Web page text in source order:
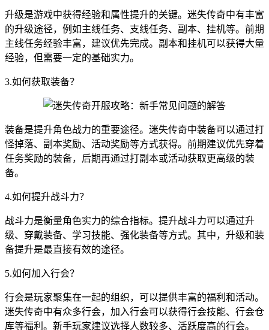
升级是游戏中获得经验和属性提升的关键。迷失传奇中有丰富
的升级途径，例如主线任务、支线任务、副本、挂机等。前期
主线任务经验丰富，建议优先完成。副本和挂机可以获得大量
经验，但需要一定的基础实力。
3.如何获取装备？
装备是提升角色战力的重要途径。迷失传奇中装备可以通过打
怪掉落、副本奖励、活动奖励等方式获得。前期建议优先穿着
任务奖励的装备，后期再通过打副本或活动获取更高级的装
备。
4.如何提升战斗力？
战斗力是衡量角色实力的综合指标。提升战斗力可以通过升
级、穿戴装备、学习技能、强化装备等方式。其中，升级和装
备提升是最直接有效的途径。
5.如何加入行会？
行会是玩家聚集在一起的组织，可以提供丰富的福利和活动。
迷失传奇中有众多行会，加入行会可以获得行会技能、行会仓
库等福利。新手玩家建议选择人数较多、活跃度高的行会。